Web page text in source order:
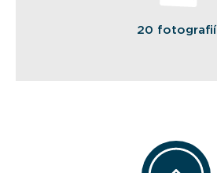
20 fotografií